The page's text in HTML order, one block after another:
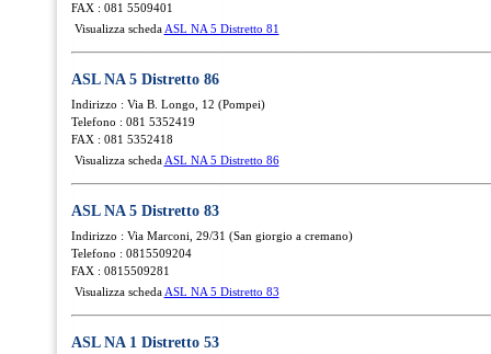
FAX : 081 5509401
Visualizza scheda ASL NA 5 Distretto 81
ASL NA 5 Distretto 86
Indirizzo : Via B. Longo, 12 (Pompei)
Telefono : 081 5352419
FAX : 081 5352418
Visualizza scheda ASL NA 5 Distretto 86
ASL NA 5 Distretto 83
Indirizzo : Via Marconi, 29/31 (San giorgio a cremano)
Telefono : 0815509204
FAX : 0815509281
Visualizza scheda ASL NA 5 Distretto 83
ASL NA 1 Distretto 53